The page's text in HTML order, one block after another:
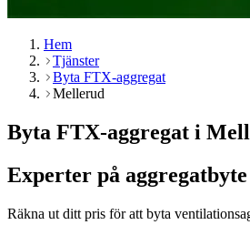
Hem
Tjänster
Byta FTX-aggregat
Mellerud
Byta FTX-aggregat i
Experter på
Räkna ut ditt pris för att byta